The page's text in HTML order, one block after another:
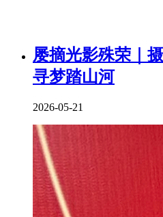
屡摘光影殊荣｜
寻梦踏山河
2026-05-21